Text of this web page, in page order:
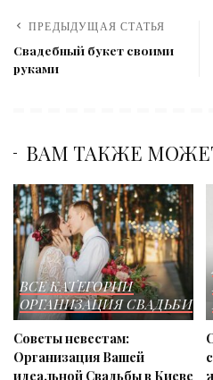
ПРЕДЫДУЩАЯ СТАТЬЯ
Свадебный букет своими
руками
ВАМ ТАКЖЕ
ВСЕ КАТЕГОРИИ
ОРГАНИЗАЦИЯ СВАДЬБИ
Советы невестам:
Организация Вашей
идеальной Свадьбы в Киеве